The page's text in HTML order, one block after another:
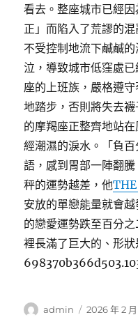
看去。整座城市已經
正」而陷入了荒謬的
不受控制地流下鹹鹹
泣，導致城市低窪處
座的上班族，嚴格遵
地踏步，否則將失去
的摩羯座正整齊地站
經潮濕的淚水。「負
語，感到胃部一陣翻
秤的運勢越差，他
安放的單戀能量就會
的戀愛運勢跌至百分
裡長滿了巨大的、形
作
admin
發
2026 年 2 月